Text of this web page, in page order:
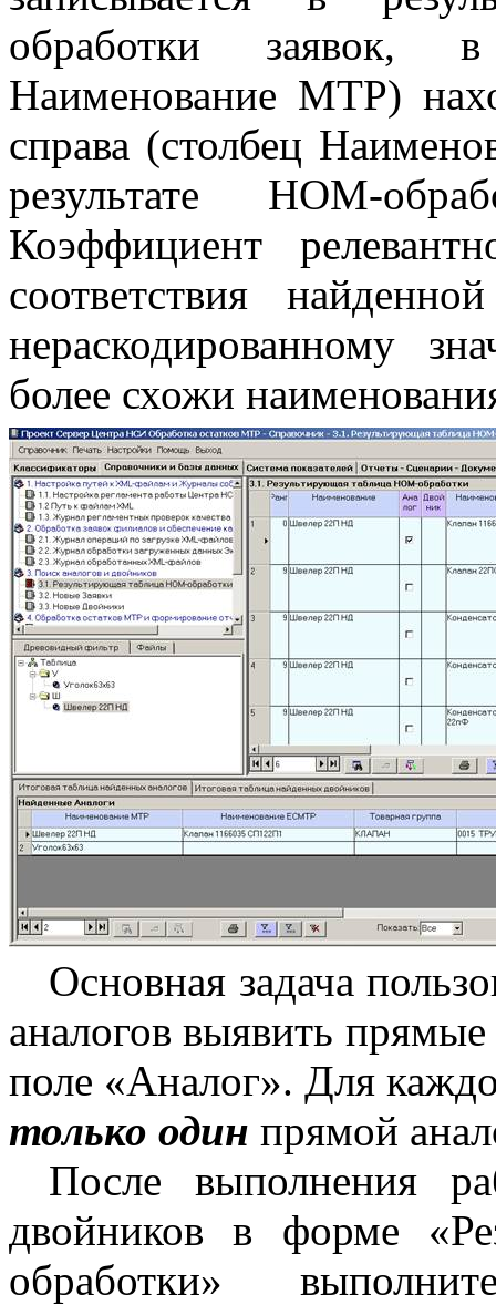
обработки заявок,
Наименование МТР)
справа (столбец
результате НОМ-
Коэффициент
соответствия
нераскодированному
более схожи
Основная задача
аналогов выявить
поле «Аналог». Для
только один прямой
После выполнения
двойников в форме
обработки»